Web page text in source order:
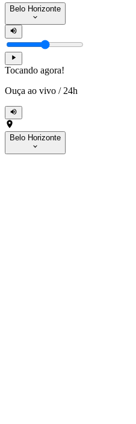
Belo Horizonte
Tocando agora!
Ouça ao vivo / 24h
Belo Horizonte